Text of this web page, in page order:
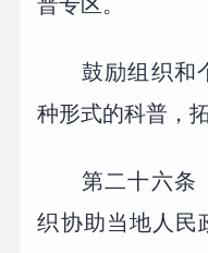
鼓励组织和
种形式的科普，
第二十六条
织协助当地人民